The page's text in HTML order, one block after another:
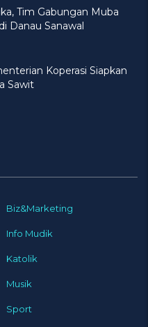
Tim Gabungan Muba
Danau Sanawal
Koperasi Siapkan
Sawit
Biz&Marketing
Info Mudik
Katolik
Musik
Sport